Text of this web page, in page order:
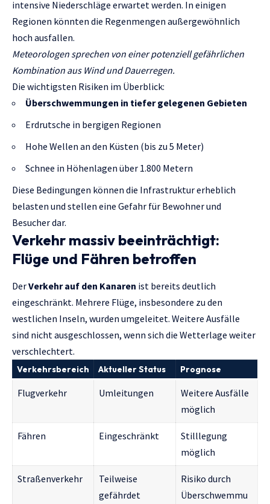
intensive Niederschläge erwartet werden. In einigen
Regionen könnten die Regenmengen außergewöhnlich
hoch ausfallen.
Meteorologen sprechen von einer potenziell gefährlichen
Kombination aus Wind und Dauerregen.
Die wichtigsten Risiken im Überblick:
Überschwemmungen in tiefer gelegenen Gebieten
Erdrutsche in bergigen Regionen
Hohe Wellen an den Küsten (bis zu 5 Meter)
Schnee in Höhenlagen über 1.800 Metern
Diese Bedingungen können die Infrastruktur erheblich
belasten und stellen eine Gefahr für Bewohner und
Besucher dar.
Verkehr massiv beeinträchtigt:
Flüge und Fähren betroffen
DerVerkehr auf den Kanaren ist bereits deutlich
eingeschränkt. Mehrere Flüge, insbesondere zu den
westlichen Inseln, wurden umgeleitet. Weitere Ausfälle
sind nicht ausgeschlossen, wenn sich die Wetterlage weiter
verschlechtert.
Verkehrsbereich Aktueller Status Prognose
Flugverkehr Umleitungen
Weitere Ausfälle
möglich
Fähren Eingeschränkt
Stilllegung
möglich
Straßenverkehr
Teilweise
gefährdet
Risiko durch
Überschwemmu